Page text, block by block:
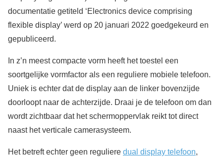
documentatie getiteld ‘Electronics device comprising
flexible display’ werd op 20 januari 2022 goedgekeurd en
gepubliceerd.
In z’n meest compacte vorm heeft het toestel een
soortgelijke vormfactor als een reguliere mobiele telefoon.
Uniek is echter dat de display aan de linker bovenzijde
doorloopt naar de achterzijde. Draai je de telefoon om dan
wordt zichtbaar dat het schermoppervlak reikt tot direct
naast het verticale camerasysteem.
Het betreft echter geen reguliere dual display telefoon,